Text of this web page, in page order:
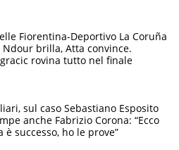
Fiorentina-Deportivo La Coruña
Ndour brilla, Atta convince.
rovina tutto nel finale
sul caso Sebastiano Esposito
anche Fabrizio Corona: “Ecco
è successo, ho le prove”